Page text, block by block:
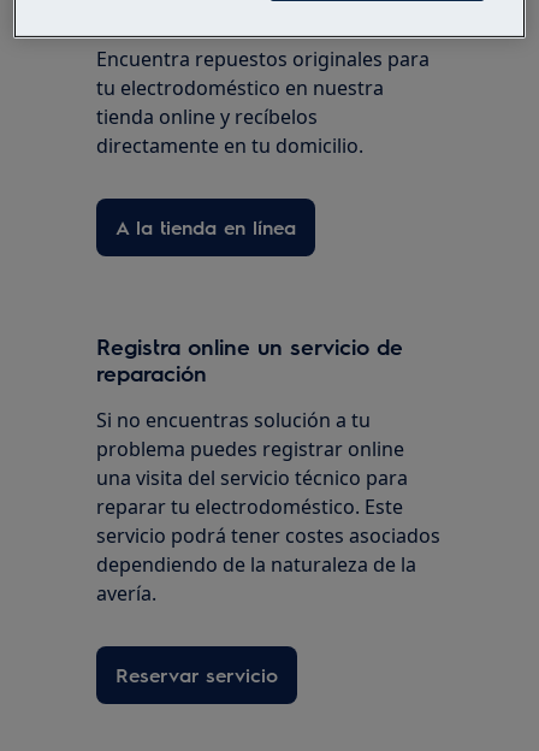
Encuentra repuestos originales para
tu electrodoméstico en nuestra
tienda online y recíbelos
directamente en tu domicilio.
A la tienda en línea
Registra online un servicio de
reparación
Si no encuentras solución a tu
problema puedes registrar online
una visita del servicio técnico para
reparar tu electrodoméstico. Este
servicio podrá tener costes asociados
dependiendo de la naturaleza de la
avería.
Reservar servicio